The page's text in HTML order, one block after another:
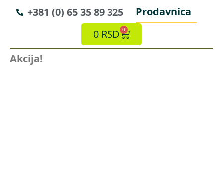
+381 (0) 65 35 89 325
Prodavnica
0 RSD 0
Akcija!